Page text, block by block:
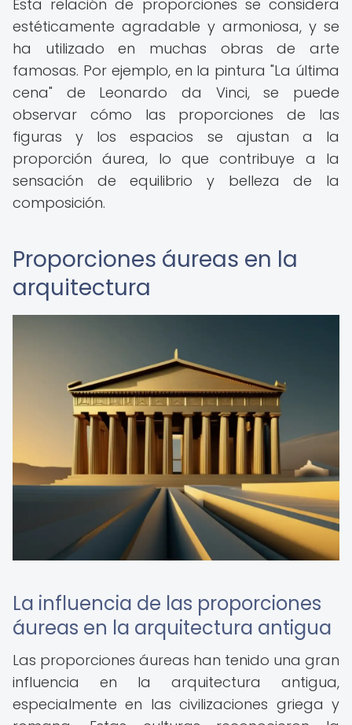
Esta relación de proporciones se considera
estéticamente agradable y armoniosa, y se
ha utilizado en muchas obras de arte
famosas. Por ejemplo, en la pintura "La última
cena" de Leonardo da Vinci, se puede
observar cómo las proporciones de las
figuras y los espacios se ajustan a la
proporción áurea, lo que contribuye a la
sensación de equilibrio y belleza de la
composición.
Proporciones áureas en la
arquitectura
La influencia de las proporciones
áureas en la arquitectura antigua
Las proporciones áureas han tenido una gran
influencia en la arquitectura antigua,
especialmente en las civilizaciones griega y